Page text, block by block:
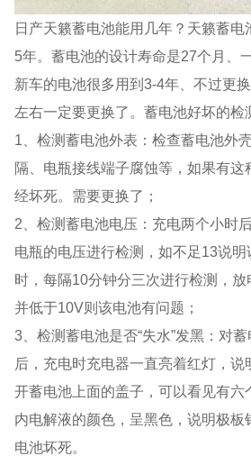
日产天籁蓄电池能用几年？天籁蓄电
5年。蓄电池的设计寿命是27个月、
新车的电池很多用到3-4年、不过更
左右一定要更换了。蓄电池好坏的检
1、检测蓄电池外表：检查蓄电池外
隔、电瓶接线端子腐蚀等，如果有这
经坏死。需要更换了；
2、检测蓄电池电压：充电两个小时
电瓶的电压进行检测，如不足13说
时，每隔10分钟分三次进行检测，
并低于10V则该电池有问题；
3、检测蓄电池是否“失水”发黑：对
后，充电时充电器一直亮着红灯，说
开蓄电池上面的盖子，可以看见有六
内电解液的颜色，呈黑色，说明极板
电池坏死。